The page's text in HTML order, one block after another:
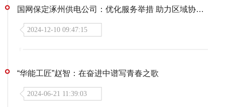
国网保定涿州供电公司：优化服务举措 助力区域协同发展
2024-12-10 09:47:15
“华能工匠”赵智：在奋进中谱写青春之歌
2024-06-21 11:39:03